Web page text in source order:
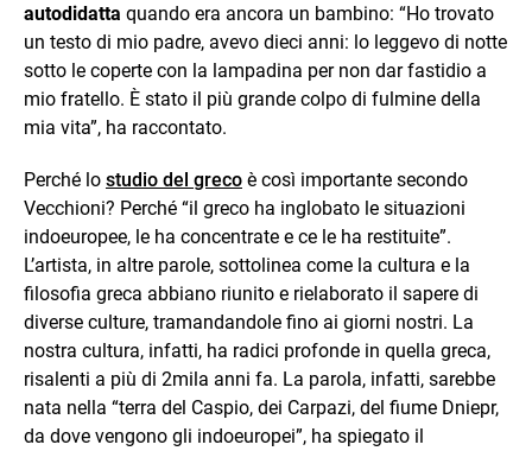
autodidatta quando era ancora un bambino: “Ho trovato
un testo di mio padre, avevo dieci anni: lo leggevo di notte
sotto le coperte con la lampadina per non dar fastidio a
mio fratello. È stato il più grande colpo di fulmine della
mia vita”, ha raccontato.
Perché lo studio del greco è così importante secondo
Vecchioni? Perché “il greco ha inglobato le situazioni
indoeuropee, le ha concentrate e ce le ha restituite”.
L’artista, in altre parole, sottolinea come la cultura e la
filosofia greca abbiano riunito e rielaborato il sapere di
diverse culture, tramandandole fino ai giorni nostri. La
nostra cultura, infatti, ha radici profonde in quella greca,
risalenti a più di 2mila anni fa. La parola, infatti, sarebbe
nata nella “terra del Caspio, dei Carpazi, del fiume Dniepr,
da dove vengono gli indoeuropei”, ha spiegato il